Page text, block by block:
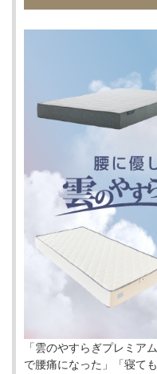
「雲のやすらぎプレミア
で腰痛になった」「寝て